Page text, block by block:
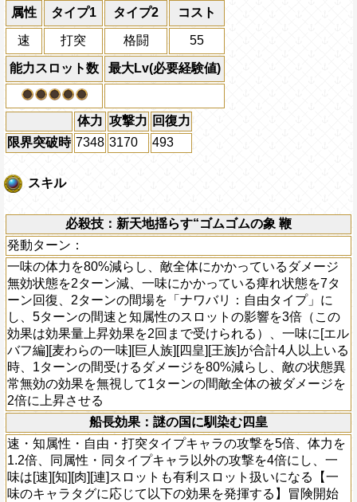
属性 タイプ1 タイプ2 コスト
速 打突 格闘 55
能力スロット数 最大Lv(必要経験値)
体力 攻撃力 回復力
限界突破時 7348 3170 493
スキル
必殺技：新天地揺らす“ゴムゴムの象 鞭
発動ターン：
一味の体力を80%減らし、敵全体にかかっているダメージ
無効状態を2ターン減、一味にかかっている痺れ状態を7タ
ーン回復、2ターンの間場を「ナワバリ：自由タイプ」に
し、5ターンの間速と知属性のスロットの影響を3倍（この
効果は効果量上昇効果を2回まで受けられる）、一味に[エル
バフ編][麦わらの一味][巨人族][四皇][王族]が合計4人以上いる
時、1ターンの間受けるダメージを80%減らし、敵の状態異
常無効の効果を無視して1ターンの間敵全体の被ダメージを
2倍に上昇させる
船長効果：謎の国に馴染む四皇
速・知属性・自由・打突タイプキャラの攻撃を5倍、体力を
1.2倍、同属性・同タイプキャラ以外の攻撃を4倍にし、一
味は[速][知][肉][連]スロットも有利スロット扱いになる【一
味のキャラタグに応じて以下の効果を発揮する】冒険開始